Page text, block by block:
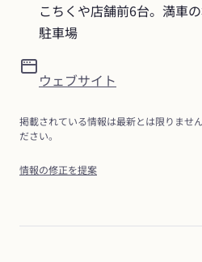
こちくや店舗前6台。満車
駐車場
ウェブサイト
掲載されている情報は最新とは限りませ
ださい。
情報の修正を提案